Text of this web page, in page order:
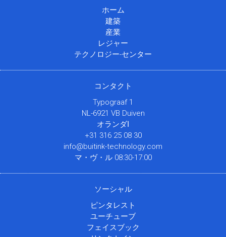
ホーム
建築
産業
レジャー
テクノロジー-センター
コンタクト
Typograaf 1
NL-6921 VB Duiven
オランダا
+31 316 25 08 30
info@buitink-technology.com
マ・ヴ・ル 08:30-17:00
ソーシャル
ピンタレスト
ユーチューブ
フェイスブック